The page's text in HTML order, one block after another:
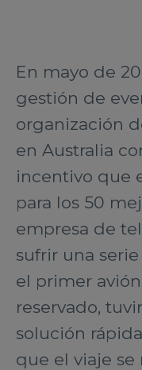
En mayo de
gestión de
organización
en Australia
incentivo que
para los 50
empresa de
sufrir una
el primer
reservado,
solución
que el viaje se